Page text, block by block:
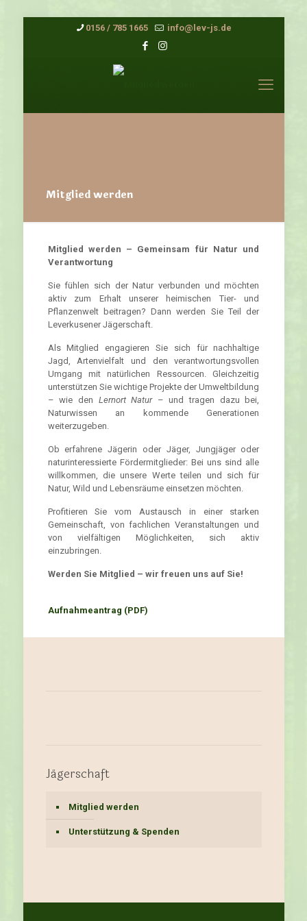
0156 / 785 1665 info@lev-js.de
Mitglied werden
Mitglied werden – Gemeinsam für Natur und
Verantwortung
Sie fühlen sich der Natur verbunden und möchten
aktiv zum Erhalt unserer heimischen Tier- und
Pflanzenwelt beitragen? Dann werden Sie Teil der
Leverkusener Jägerschaft.
Als Mitglied engagieren Sie sich für nachhaltige
Jagd, Artenvielfalt und den verantwortungsvollen
Umgang mit natürlichen Ressourcen. Gleichzeitig
unterstützen Sie wichtige Projekte der Umweltbildung
– wie den Lernort Natur– und tragen dazu bei,
Naturwissen an kommende Generationen
weiterzugeben.
Ob erfahrene Jägerin oder Jäger, Jungjäger oder
naturinteressierte Fördermitglieder: Bei uns sind alle
willkommen, die unsere Werte teilen und sich für
Natur, Wild und Lebensräume einsetzen möchten.
Profitieren Sie vom Austausch in einer starken
Gemeinschaft, von fachlichen Veranstaltungen und
von vielfältigen Möglichkeiten, sich aktiv
einzubringen.
Werden Sie Mitglied – wir freuen uns auf Sie!
Aufnahmeantrag (PDF)
Jägerschaft
Mitglied werden
Unterstützung & Spenden